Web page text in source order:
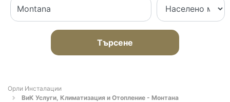
Търсене
Орли Инсталации
ВиК Услуги, Климатизация и Отопление - Монтана